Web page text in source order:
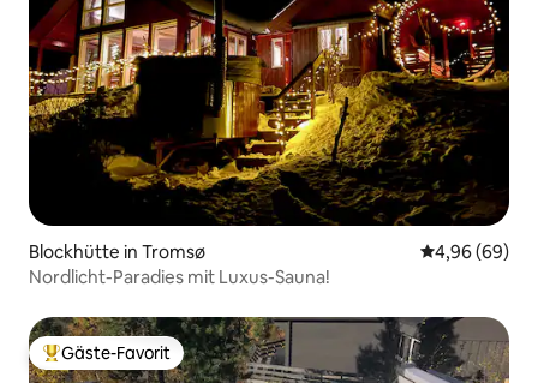
Blockhütte in Tromsø
4,96 (69)
Nordlicht-Paradies mit Luxus-Sauna!
Beliebter Gäste-Favorit.
Gäste-Favorit